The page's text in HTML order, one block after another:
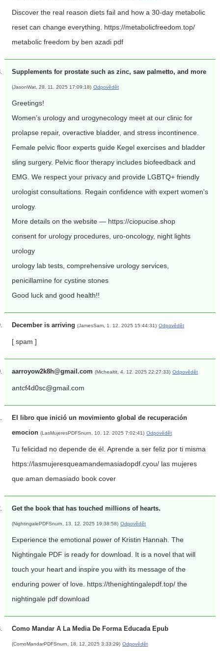
Discover the real reason diets fail and how a 30-day metabolic
reset can change everything. https://metabolicfreedom.top/
metabolic freedom by ben azadi pdf
Supplements for prostate such as zinc, saw palmetto, and more
(JasonWat, 28. 11. 2025 17:09:18) Odpovědět
Greetings!
Women’s urology and urogynecology meet at our clinic for
prolapse repair, overactive bladder, and stress incontinence.
Female pelvic floor experts guide Kegel exercises and bladder
sling surgery. Pelvic floor therapy includes biofeedback and
EMG. We respect your privacy and provide LGBTQ+ friendly
urologist consultations. Regain confidence with expert women's
urology.
More details on the website — https://ciopucise.shop
consent for urology procedures, uro-oncology, night lights
urology
urology lab tests, comprehensive urology services,
penicillamine for cystine stones
Good luck and good health!!
December is arriving (JamesSam, 1. 12. 2025 15:44:31) Odpovědět
[ spam ]
aarroyow2k8h@gmail.com (Michealtit, 4. 12. 2025 22:27:33) Odpovědět
antcf4d0sc@gmail.com
El libro que inició un movimiento global de recuperación
emocion (LasMujeresPDFSnurn, 10. 12. 2025 7:02:41) Odpovědět
Tu felicidad no depende de él. Aprende a ser feliz por ti misma
https://lasmujeresqueamandemasiadopdf.cyou/ las mujeres
que aman demasiado book cover
Get the book that has touched millions of hearts.
(NightingalePDFSnurn, 13. 12. 2025 19:38:58) Odpovědět
Experience the emotional power of Kristin Hannah. The
Nightingale PDF is ready for download. It is a novel that will
touch your heart and inspire you with its message of the
enduring power of love. https://thenightingalepdf.top/ the
nightingale pdf download
Como Mandar A La Media De Forma Educada Epub
(ComoMandarPDFSnurn, 18. 12. 2025 3:33:29) Odpovědět